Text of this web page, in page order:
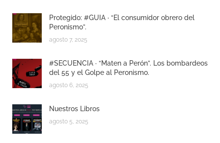
Protegido: #GUIA · “El consumidor obrero del
Peronismo”.
agosto 7, 2025
#SECUENCIA · “Maten a Perón”. Los bombardeos
del 55 y el Golpe al Peronismo.
agosto 6, 2025
Nuestros Libros
agosto 5, 2025